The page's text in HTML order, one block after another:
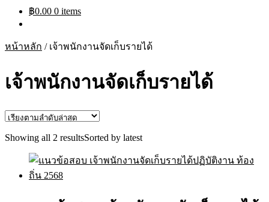
฿0.00 0 items
หน้าหลัก / เจ้าพนักงานจัดเก็บรายได้
เจ้าพนักงานจัดเก็บรายได้
Showing all 2 resultsSorted by latest